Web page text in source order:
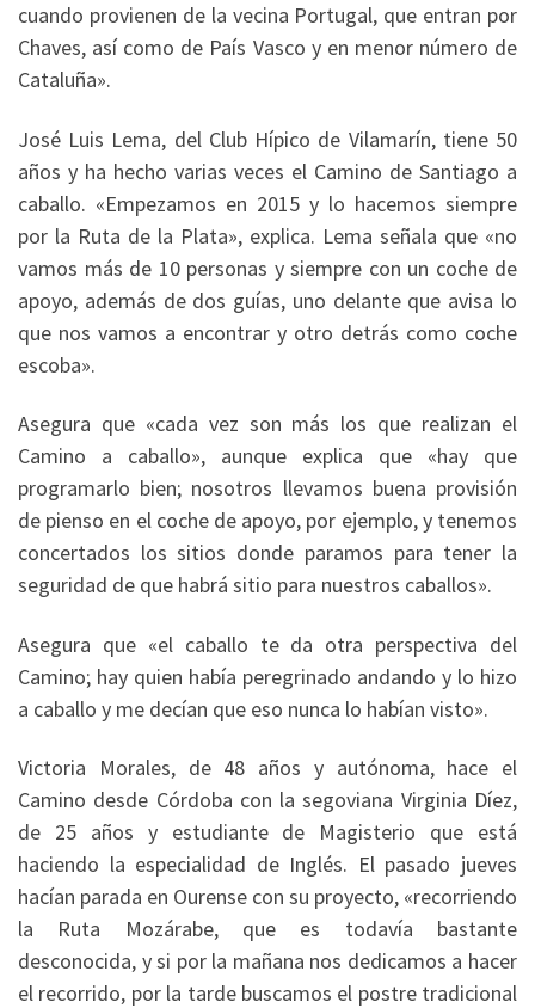
cuando provienen de la vecina Portugal, que entran por
Chaves, así como de País Vasco y en menor número de
Cataluña».
José Luis Lema, del Club Hípico de Vilamarín, tiene 50
años y ha hecho varias veces el Camino de Santiago a
caballo. «Empezamos en 2015 y lo hacemos siempre
por la Ruta de la Plata», explica. Lema señala que «no
vamos más de 10 personas y siempre con un coche de
apoyo, además de dos guías, uno delante que avisa lo
que nos vamos a encontrar y otro detrás como coche
escoba».
Asegura que «cada vez son más los que realizan el
Camino a caballo», aunque explica que «hay que
programarlo bien; nosotros llevamos buena provisión
de pienso en el coche de apoyo, por ejemplo, y tenemos
concertados los sitios donde paramos para tener la
seguridad de que habrá sitio para nuestros caballos».
Asegura que «el caballo te da otra perspectiva del
Camino; hay quien había peregrinado andando y lo hizo
a caballo y me decían que eso nunca lo habían visto».
Victoria Morales, de 48 años y autónoma, hace el
Camino desde Córdoba con la segoviana Virginia Díez,
de 25 años y estudiante de Magisterio que está
haciendo la especialidad de Inglés. El pasado jueves
hacían parada en Ourense con su proyecto, «recorriendo
la Ruta Mozárabe, que es todavía bastante
desconocida, y si por la mañana nos dedicamos a hacer
el recorrido, por la tarde buscamos el postre tradicional